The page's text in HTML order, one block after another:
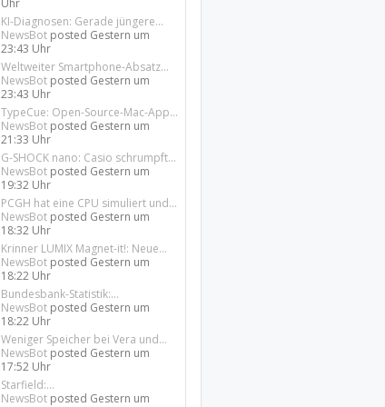
Uhr
KI-Diagnosen: Gerade jüngere...
NewsBot posted Gestern um
23:43 Uhr
Weltweiter Smartphone-Absatz...
NewsBot posted Gestern um
23:43 Uhr
TypeCue: Open-Source-Mac-App...
NewsBot posted Gestern um
21:33 Uhr
G-SHOCK nano: Casio schrumpft...
NewsBot posted Gestern um
19:32 Uhr
PCGH hat eine CPU simuliert und...
NewsBot posted Gestern um
18:32 Uhr
Krinner LUMIX Magnet-it!: Neue...
NewsBot posted Gestern um
18:22 Uhr
Bundesbank-Statistik:...
NewsBot posted Gestern um
18:22 Uhr
Weniger Speicher bei Vera und...
NewsBot posted Gestern um
17:52 Uhr
Starfield:...
NewsBot posted Gestern um